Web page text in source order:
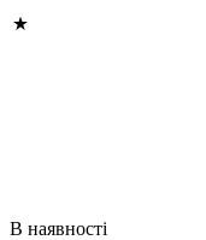
В наявності